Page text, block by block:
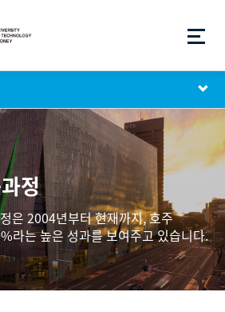
정
은 2004년부터 현재까지, 호주
라는 높은 성과를 보여주고 있습니다.